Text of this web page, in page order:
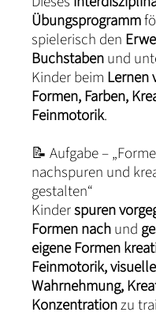
Übungsprogramm
spielerisch den
Buchstabenund
Kinder beim Lernen
Formen, Farben,
Feinmotorik.
📝 Aufgabe –
nachspuren und
gestalten“
Kinderspuren
Formen nachund
eigene Formen
Feinmotorik, visuelle
Wahrnehmung,
Konzentrationzu